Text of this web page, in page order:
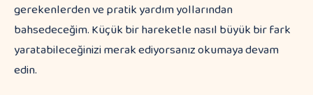
gerekenlerden ve pratik yardım yollarından
bahsedeceğim. Küçük bir hareketle nasıl büyük bir fark
yaratabileceğinizi merak ediyorsanız okumaya devam
edin.